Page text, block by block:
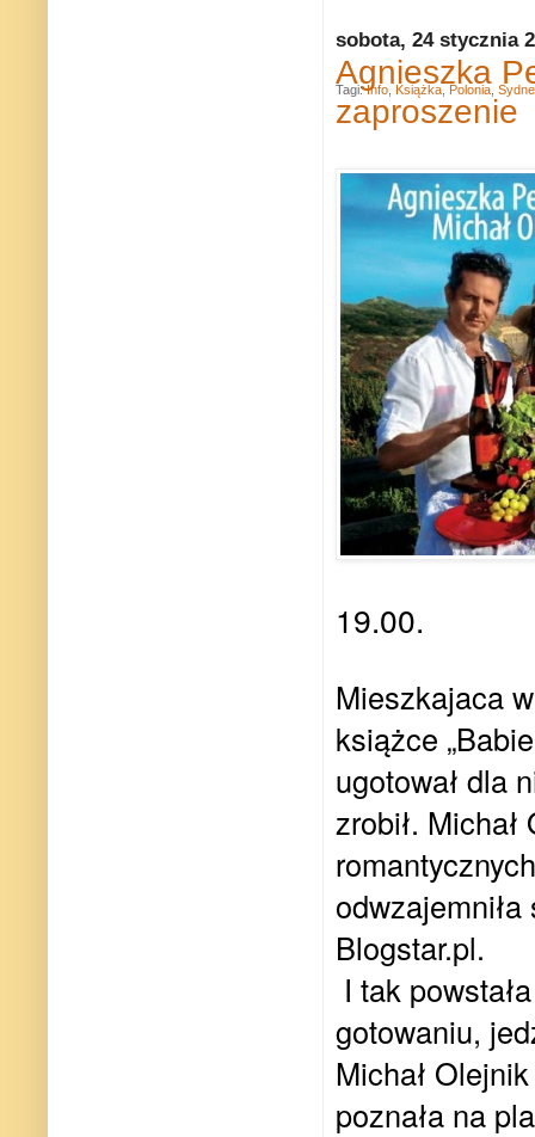
sobota, 24 stycznia
Agnieszka
zaproszenie
19.00.
Mieszkajaca
książce
ugotował dla
zrobił.
Blogstar.pl.
I tak
gotowaniu,
Michał
poznała na
Tagi:Info Książka Polonia